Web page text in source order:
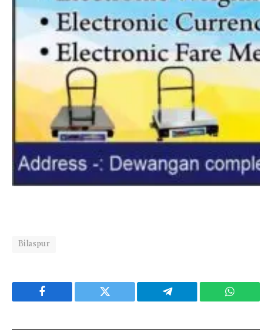
Bilaspur
Facebook Twitter Telegram